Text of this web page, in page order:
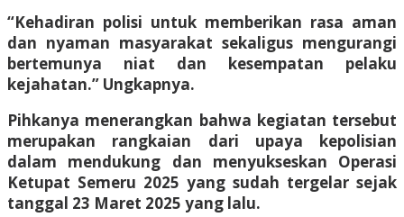
“Kehadiran polisi untuk memberikan rasa aman
dan nyaman masyarakat sekaligus mengurangi
bertemunya niat dan kesempatan pelaku
kejahatan.” Ungkapnya.
Pihkanya menerangkan bahwa kegiatan tersebut
merupakan rangkaian dari upaya kepolisian
dalam mendukung dan menyukseskan Operasi
Ketupat Semeru 2025 yang sudah tergelar sejak
tanggal 23 Maret 2025 yang lalu.